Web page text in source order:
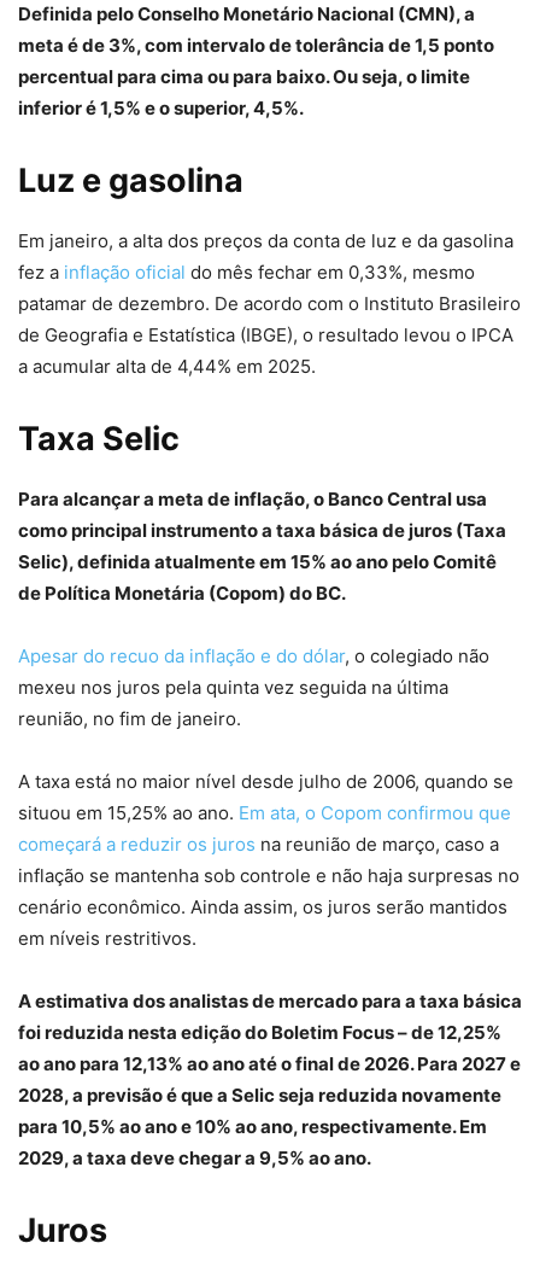
Definida pelo Conselho Monetário Nacional (CMN), a
meta é de 3%, com intervalo de tolerância de 1,5 ponto
percentual para cima ou para baixo. Ou seja, o limite
inferior é 1,5% e o superior, 4,5%.
Luz e gasolina
Em janeiro, a alta dos preços da conta de luz e da gasolina
fez a inflação oficial do mês fechar em 0,33%, mesmo
patamar de dezembro. De acordo com o Instituto Brasileiro
de Geografia e Estatística (IBGE), o resultado levou o IPCA
a acumular alta de 4,44% em 2025.
Taxa Selic
Para alcançar a meta de inflação, o Banco Central usa
como principal instrumento a taxa básica de juros (Taxa
Selic), definida atualmente em 15% ao ano pelo Comitê
de Política Monetária (Copom) do BC.
Apesar do recuo da inflação e do dólar, o colegiado não
mexeu nos juros pela quinta vez seguida na última
reunião, no fim de janeiro.
A taxa está no maior nível desde julho de 2006, quando se
situou em 15,25% ao ano. Em ata, o Copom confirmou que
começará a reduzir os juros na reunião de março, caso a
inflação se mantenha sob controle e não haja surpresas no
cenário econômico. Ainda assim, os juros serão mantidos
em níveis restritivos.
A estimativa dos analistas de mercado para a taxa básica
foi reduzida nesta edição do Boletim Focus – de 12,25%
ao ano para 12,13% ao ano até o final de 2026. Para 2027 e
2028, a previsão é que a Selic seja reduzida novamente
para 10,5% ao ano e 10% ao ano, respectivamente. Em
2029, a taxa deve chegar a 9,5% ao ano.
Juros